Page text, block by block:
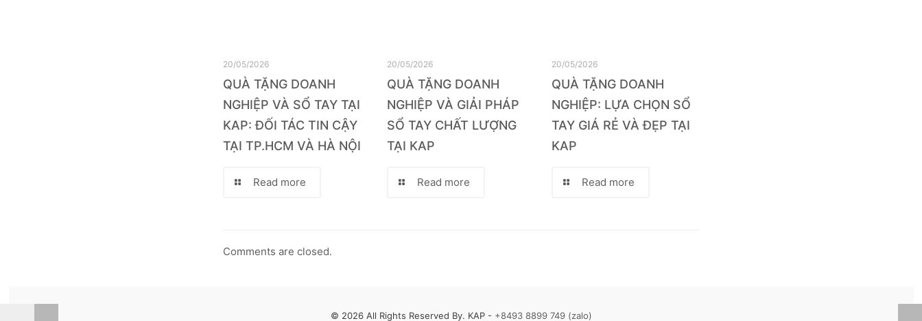
20/05/2026
QUÀ TẶNG DOANH
NGHIỆP VÀ SỔ TAY TẠI
KAP: ĐỐI TÁC TIN CẬY
TẠI TP.HCM VÀ HÀ NỘI
Read more
20/05/2026
QUÀ TẶNG DOANH
NGHIỆP VÀ GIẢI PHÁP
SỔ TAY CHẤT LƯỢNG
TẠI KAP
Read more
20/05/2026
QUÀ TẶNG DOANH
NGHIỆP: LỰA CHỌN SỔ
TAY GIÁ RẺ VÀ ĐẸP TẠI
KAP
Read more
Comments are closed.
© 2026 All Rights Reserved By. KAP - +8493 8899 749 (zalo)